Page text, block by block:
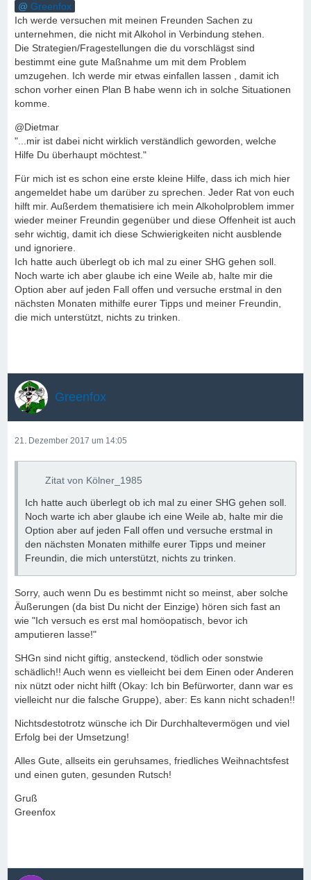
Greenfox
Ich werde versuchen mit meinen Freunden Sachen zu
unternehmen, die nicht mit Alkohol in Verbindung stehen.
Die Strategien/Fragestellungen die du vorschlägst sind
bestimmt eine gute Maßnahme um mit dem Problem
umzugehen. Ich werde mir etwas einfallen lassen , damit ich
schon vorher einen Plan B habe wenn ich in solche Situationen
komme.
@Dietmar
"...mir ist dabei nicht wirklich verständlich geworden, welche
Hilfe Du überhaupt möchtest."
Für mich ist es schon eine erste kleine Hilfe, dass ich mich hier
angemeldet habe um darüber zu sprechen. Jeder Rat von euch
hilft mir. Außerdem thematisiere ich mein Alkoholproblem immer
wieder meiner Freundin gegenüber und diese Offenheit ist auch
sehr wichtig, damit ich diese Schwierigkeiten nicht ausblende
und ignoriere.
Ich hatte auch überlegt ob ich mal zu einer SHG gehen soll.
Noch warte ich aber glaube ich eine Weile ab, halte mir die
Option aber auf jeden Fall offen und versuche erstmal in den
nächsten Monaten mithilfe eurer Tipps und meiner Freundin,
die mich unterstützt, nichts zu trinken.
Greenfox
21. Dezember 2017 um 14:05
Zitat von Kölner_1985
Ich hatte auch überlegt ob ich mal zu einer SHG gehen soll.
Noch warte ich aber glaube ich eine Weile ab, halte mir die
Option aber auf jeden Fall offen und versuche erstmal in
den nächsten Monaten mithilfe eurer Tipps und meiner
Freundin, die mich unterstützt, nichts zu trinken.
Sorry, auch wenn Du es bestimmt nicht so meinst, aber solche
Äußerungen (da bist Du nicht der Einzige) hören sich fast an
wie "Ich versuch es erst mal homöopatisch, bevor ich
amputieren lasse!"
SHGn sind nicht giftig, ansteckend, tödlich oder sonstwie
schädlich!! Auch wenn es vielleicht bei dem Einen oder Anderen
nix nützt oder nicht hilft (Okay: Ich bin Befürworter, dann war es
vielleicht nur die falsche Gruppe), aber: Es kann nicht schaden!!
Nichtsdestotrotz wünsche ich Dir Durchhaltevermögen und viel
Erfolg bei der Umsetzung!
Alles Gute, allseits ein geruhsames, friedliches Weihnachtsfest
und einen guten, gesunden Rutsch!
Gruß
Greenfox